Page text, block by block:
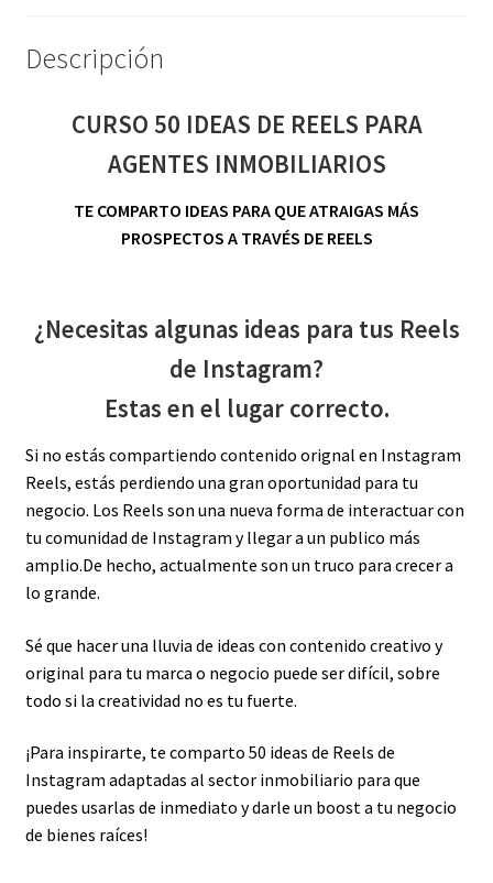
Descripción
CURSO 50 IDEAS DE REELS PARA
AGENTES INMOBILIARIOS
TE COMPARTO IDEAS PARA QUE ATRAIGAS MÁS
PROSPECTOS A TRAVÉS DE REELS
¿Necesitas algunas ideas para tus Reels
de Instagram?
Estas en el lugar correcto.
Si no estás compartiendo contenido orignal en Instagram
Reels, estás perdiendo una gran oportunidad para tu
negocio. Los Reels son una nueva forma de interactuar con
tu comunidad de Instagram y llegar a un publico más
amplio.De hecho, actualmente son un truco para crecer a
lo grande.
Sé que hacer una lluvia de ideas con contenido creativo y
original para tu marca o negocio puede ser difícil, sobre
todo si la creatividad no es tu fuerte.
¡Para inspirarte, te comparto 50 ideas de Reels de
Instagram adaptadas al sector inmobiliario para que
puedes usarlas de inmediato y darle un boost a tu negocio
de bienes raíces!